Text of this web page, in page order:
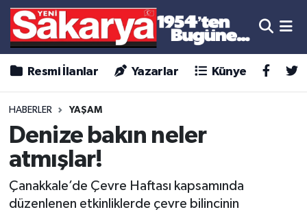
Resmi İlanlar Yazarlar Künye
HABERLER YAŞAM
Denize bakın neler
atmışlar!
Çanakkale’de Çevre Haftası kapsamında
düzenlenen etkinliklerde çevre bilincinin